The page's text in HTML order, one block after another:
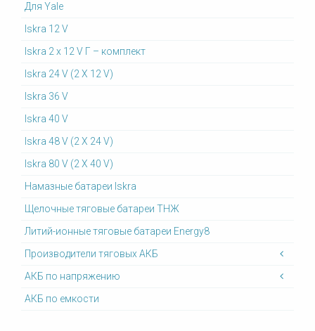
Для Yale
Iskra 12 V
Iskra 2 x 12 V Г – комплект
Iskra 24 V (2 X 12 V)
Iskra 36 V
Iskra 40 V
Iskra 48 V (2 X 24 V)
Iskra 80 V (2 X 40 V)
Намазные батареи Iskra
Щелочные тяговые батареи ТНЖ
Литий-ионные тяговые батареи Energy8
Производители тяговых АКБ
АКБ по напряжению
АКБ по емкости